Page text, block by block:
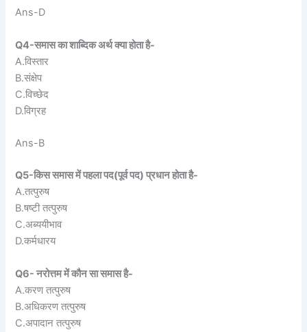
Ans-D
Q4-समास का शाब्दिक अर्थ क्या होता है-
A.विस्तार
B.संक्षेप
C.विच्छेद
D.विग्रह
Ans-B
Q5-किस समास में पहला पद(पूर्व पद) प्रधान होता है-
A.तत्पुरुष
B.षष्टी तत्पुरुष
C.अब्ययीभाव
D.कर्मधारय
Q6- नरोत्तम में कौन सा समास है-
A.करण तत्पुरुष
B.अधिकरण तत्पुरुष
C.अपादान तत्पुरुष